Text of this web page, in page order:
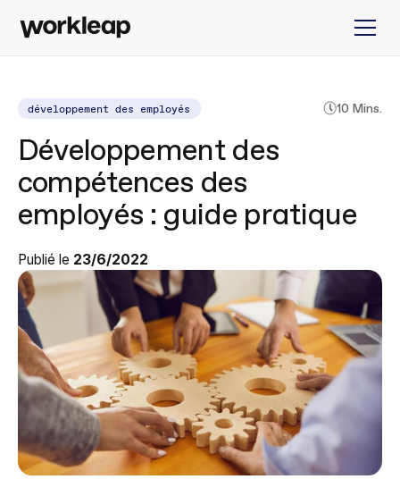
développement des employés 10 Mins.
Développement des
compétences des
employés : guide pratique
Publié le 23/6/2022